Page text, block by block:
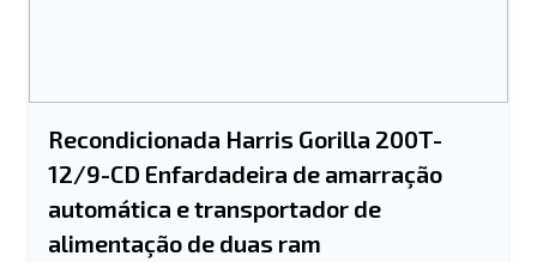
Send a Message
Nome completo
Recondicionada Harris Gorilla 200T-
12/9-CD Enfardadeira de amarração
automática e transportador de
alimentação de duas ram